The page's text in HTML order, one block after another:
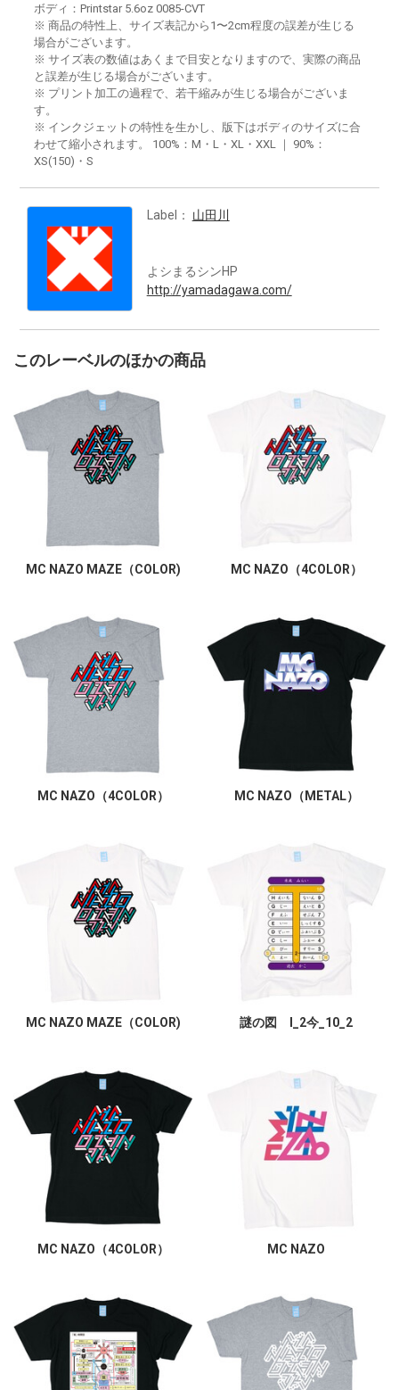
ボディ：Printstar 5.6oz 0085-CVT
※ 商品の特性上、サイズ表記から1〜2cm程度の誤差が生じる
場合がございます。
※ サイズ表の数値はあくまで目安となりますので、実際の商品
と誤差が生じる場合がございます。
※ プリント加工の過程で、若干縮みが生じる場合がございま
す。
※ インクジェットの特性を生かし、版下はボディのサイズに合
わせて縮小されます。 100%：M・L・XL・XXL ｜ 90%：
XS(150)・S
Label： 山田川
よシまるシンHP
http://yamadagawa.com/
このレーベルのほかの商品
MC NAZO MAZE（COLOR) MC NAZO（4COLOR）
MC NAZO（4COLOR） MC NAZO（METAL）
MC NAZO MAZE（COLOR) 謎の図 I_2今_10_2
MC NAZO（4COLOR） MC NAZO